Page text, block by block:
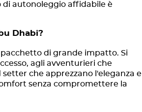
di autonoleggio affidabile è
Dhabi?
pacchetto di grande impatto. Si
agli avventurieri che
che apprezzano l'eleganza e
senza compromettere la